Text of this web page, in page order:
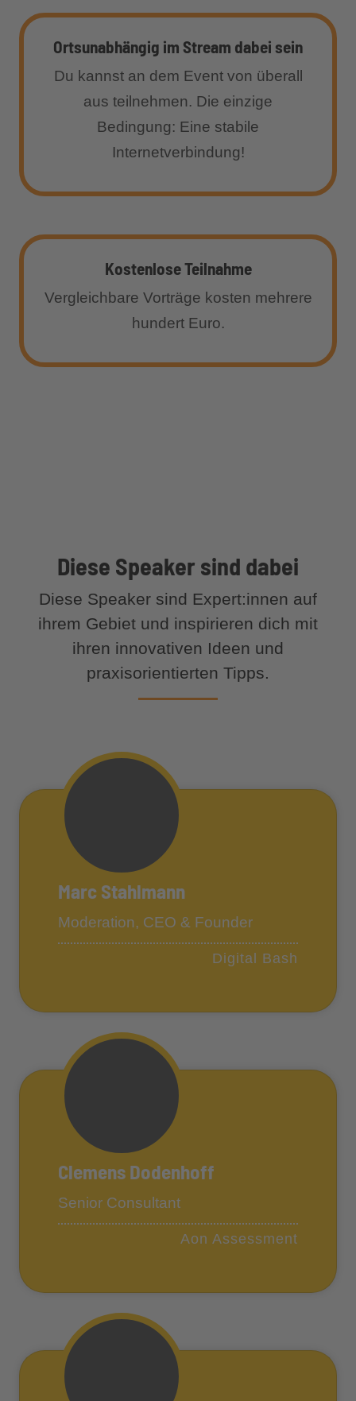
Ortsunabhängig im Stream dabei sein
Du kannst an dem Event von überall
aus teilnehmen. Die einzige
Bedingung: Eine stabile
Internetverbindung!
Kostenlose Teilnahme
Vergleichbare Vorträge kosten mehrere
hundert Euro.
Diese Speaker sind dabei
Diese Speaker sind Expert:innen auf
ihrem Gebiet und inspirieren dich mit
ihren innovativen Ideen und
praxisorientierten Tipps.
Marc Stahlmann
Moderation, CEO & Founder
Digital Bash
Clemens Dodenhoff
Senior Consultant
Aon Assessment